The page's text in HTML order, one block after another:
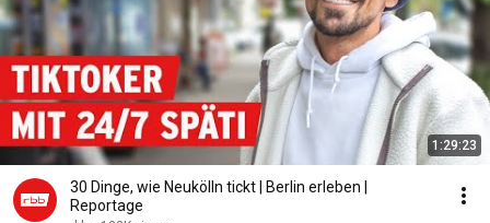
1:29:23
30 Dinge, wie Neukölln tickt | Berlin erleben |
Reportage